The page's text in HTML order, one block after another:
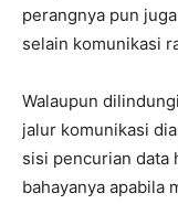
perangnya pun
selain komunikasi
Walaupun
jalur komunikasi
sisi pencurian data
bahayanya apabila